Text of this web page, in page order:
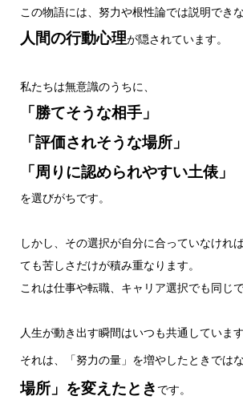
この物語には、努力や根性論では説明できな
人間の行動心理が隠されています。
私たちは無意識のうちに、
「勝てそうな相手」
「評価されそうな場所」
「周りに認められやすい土俵」
を選びがちです。
しかし、その選択が自分に合っていなけれ
ても苦しさだけが積み重なります。
これは仕事や転職、キャリア選択でも同じで
人生が動き出す瞬間はいつも共通しています
それは、「努力の量」を増やしたときではな
場所」を変えたとき です。